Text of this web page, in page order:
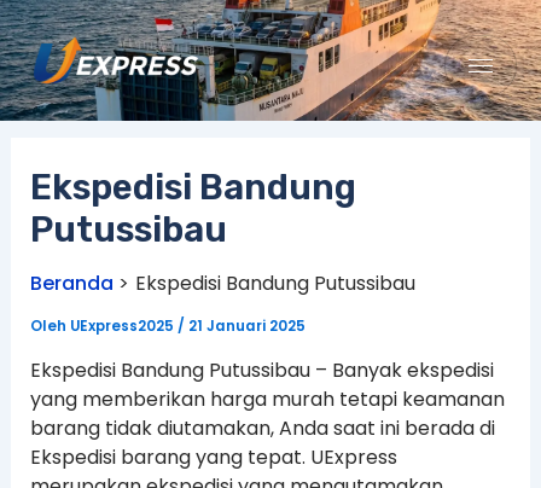
Lewati
ke
konten
Ekspedisi Bandung
Putussibau
Beranda Ekspedisi Bandung Putussibau
Oleh UExpress2025 / 21 Januari 2025
Ekspedisi Bandung Putussibau – Banyak ekspedisi
yang memberikan harga murah tetapi keamanan
barang tidak diutamakan, Anda saat ini berada di
Ekspedisi barang yang tepat. UExpress